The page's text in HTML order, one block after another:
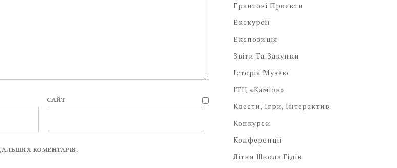
САЙТ
КОМЕНТАРІВ.
Грантові Проєкти
Екскурсії
Експозиція
Звіти Та Закупки
Історія Музею
ІТЦ «Каміон»
Квести, Ігри, Інтерактив
Конкурси
Конференції
Літня Школа Гідів